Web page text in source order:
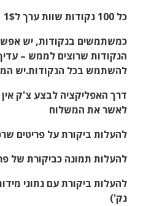
כל 100 נקודות שוות ערך ל1$
כמשתמשים בנקודות, יש
להשתמש בכל הנקודות.יש
דרך האפליקציה לבצע צ'ק
לאשר את המשלוח
להעלות ביקורת על פריטים שרכשת (10 נק'
להעלות תמונה כביקורת של פריט
נק')